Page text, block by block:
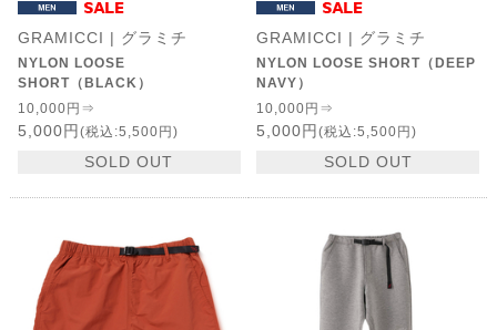
GRAMICCI | グラミチ
NYLON LOOSE
SHORT（BLACK）
10,000円⇒
5,000円 (税込:5,500円)
SOLD OUT
GRAMICCI | グラミチ
NYLON LOOSE SHORT（DEEP
NAVY）
10,000円⇒
5,000円 (税込:5,500円)
SOLD OUT